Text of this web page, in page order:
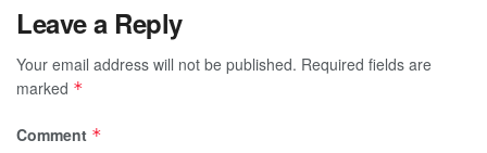
Leave a Reply
Your email address will not be published. Required fields are
marked *
Comment *